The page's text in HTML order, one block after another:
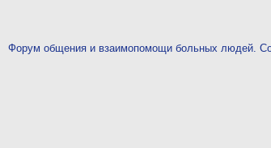
Форум общения и взаимопомощи больных людей.